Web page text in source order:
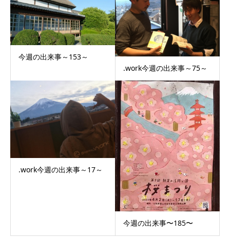
今週の出来事～153～
.work今週の出来事～75～
.work今週の出来事～17～
今週の出来事〜185〜